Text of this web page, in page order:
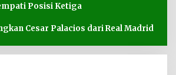
Posisi Ketiga
Cesar Palacios dari Real Madrid